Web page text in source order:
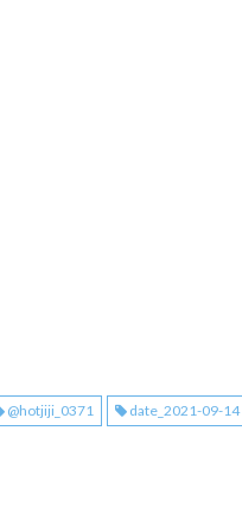
@hotjiji_0371 date_2021-09-14